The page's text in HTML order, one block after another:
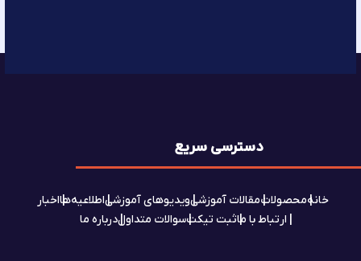
دسترسی سریع
خانهمحصولاتمقالات آموزشیویدیوهای آموزشیاطلاعیه‌هااخبار
ارتباط با ماثبت تیکتسوالات متداولدرباره ما